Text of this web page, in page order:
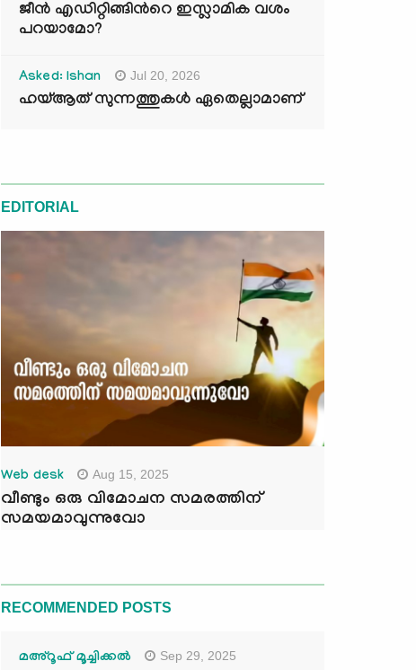
ജീൻ എഡിറ്റിങ്ങിന്‍റെ ഇസ്ലാമിക വശം
പറയാമോ?
Asked: Ishan Jul 20, 2026
ഹയ്ആത് സുന്നത്തുകൾ ഏതെല്ലാമാണ്
EDITORIAL
Web desk Aug 15, 2025
വീണ്ടും ഒരു വിമോചന സമരത്തിന്
സമയമാവുന്നുവോ
RECOMMENDED POSTS
മഅ്റൂഫ് മൂച്ചിക്കല്‍ Sep 29, 2025